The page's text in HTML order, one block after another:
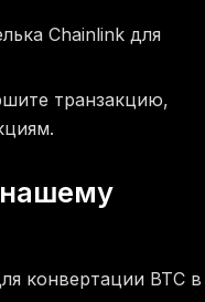
Chainlink для
транзакцию,
нашему
конвертации BTC в